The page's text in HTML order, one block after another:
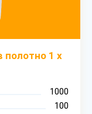
полотно 1 х
1000
100